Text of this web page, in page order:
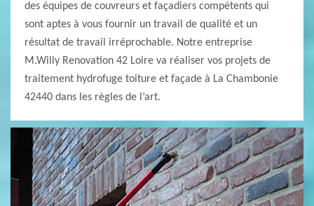
des équipes de couvreurs et façadiers compétents qui
sont aptes à vous fournir un travail de qualité et un
résultat de travail irréprochable. Notre entreprise
M.Willy Renovation 42 Loire va réaliser vos projets de
traitement hydrofuge toiture et façade à La Chambonie
42440 dans les règles de l’art.